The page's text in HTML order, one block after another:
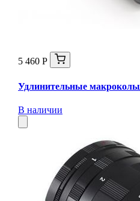
5 460 Р
Удлинительные
В наличии